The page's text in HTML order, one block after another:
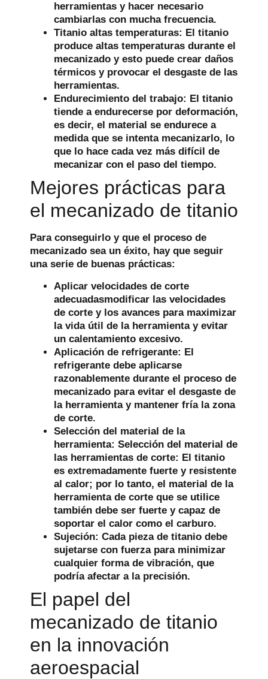
herramientas y hacer necesario
cambiarlas con mucha frecuencia.
Titanio altas temperaturas: El titanio
produce altas temperaturas durante el
mecanizado y esto puede crear daños
térmicos y provocar el desgaste de las
herramientas.
Endurecimiento del trabajo: El titanio
tiende a endurecerse por deformación,
es decir, el material se endurece a
medida que se intenta mecanizarlo, lo
que lo hace cada vez más difícil de
mecanizar con el paso del tiempo.
Mejores prácticas para
el mecanizado de titanio
Para conseguirlo y que el proceso de
mecanizado sea un éxito, hay que seguir
una serie de buenas prácticas:
Aplicar velocidades de corte
adecuadasmodificar las velocidades
de corte y los avances para maximizar
la vida útil de la herramienta y evitar
un calentamiento excesivo.
Aplicación de refrigerante: El
refrigerante debe aplicarse
razonablemente durante el proceso de
mecanizado para evitar el desgaste de
la herramienta y mantener fría la zona
de corte.
Selección del material de la
herramienta: Selección del material de
las herramientas de corte: El titanio
es extremadamente fuerte y resistente
al calor; por lo tanto, el material de la
herramienta de corte que se utilice
también debe ser fuerte y capaz de
soportar el calor como el carburo.
Sujeción: Cada pieza de titanio debe
sujetarse con fuerza para minimizar
cualquier forma de vibración, que
podría afectar a la precisión.
El papel del
mecanizado de titanio
en la innovación
aeroespacial